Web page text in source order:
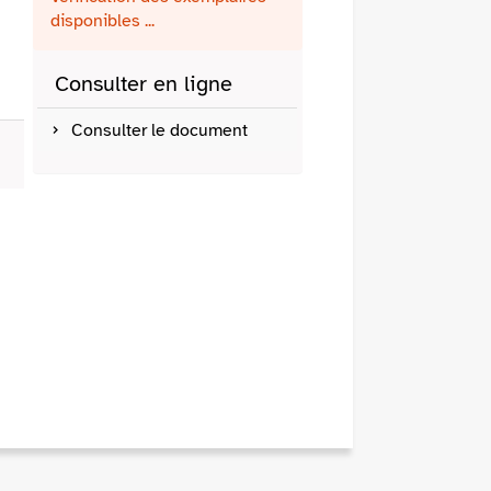
disponibles ...
Consulter en ligne
Consulter le document